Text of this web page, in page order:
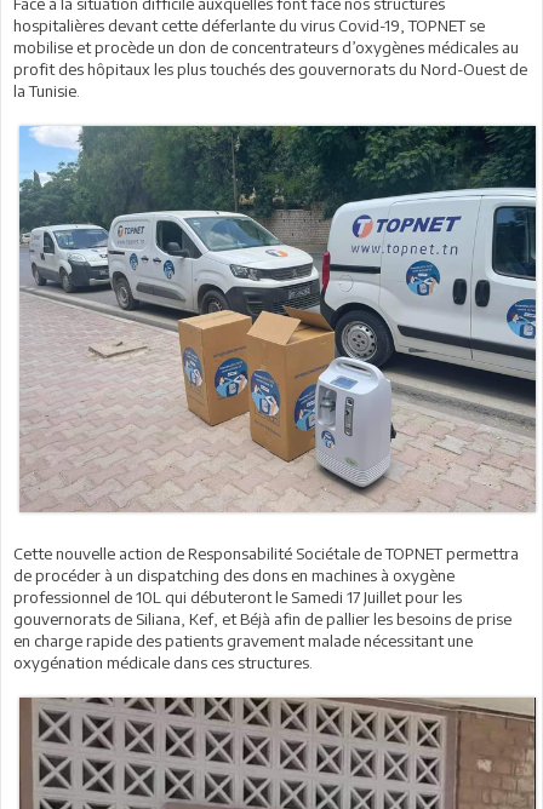
hospitalières devant cette déferlante du virus Covid-19, TOPNET se
mobilise et procède un don de concentrateurs d’oxygènes médicales au
profit des hôpitaux les plus touchés des gouvernorats du Nord-Ouest de
la Tunisie.
Cette nouvelle action de Responsabilité Sociétale de TOPNET permettra
de procéder à un dispatching des dons en machines à oxygène
professionnel de 10L qui débuteront le Samedi 17 Juillet pour les
gouvernorats de Siliana, Kef, et Béjà afin de pallier les besoins de prise
en charge rapide des patients gravement malade nécessitant une
oxygénation médicale dans ces structures.